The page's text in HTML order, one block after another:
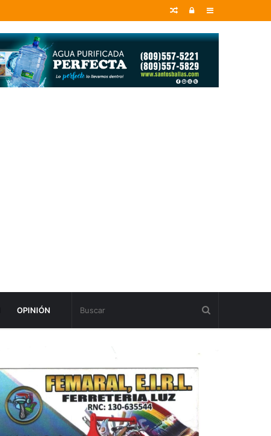
Sidebar
Entrar
Random
OPINIÓN